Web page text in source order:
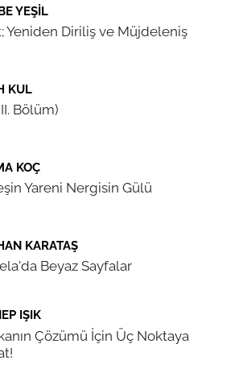
YEŞIL
Yeniden Diriliş ve Müjdeleniş
KUL
Bölüm)
KOÇ
Yareni Nergisin Gülü
KARATAŞ
Beyaz Sayfalar
IŞIK
Çözümü İçin Üç Noktaya